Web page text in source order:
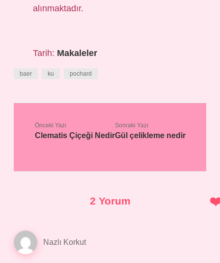
alınmaktadır.
Tarih: Makaleler
baer ku pochard
Önceki Yazı
Clematis Çiçeği Nedir
Sonraki Yazı
Gül çelikleme nedir
2 Yorum
Nazlı Korkut